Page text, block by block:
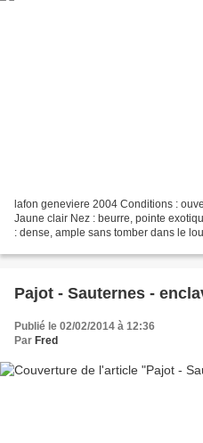
lafon geneviere 2004 Conditions :
Jaune clair Nez : beurre, pointe
: dense, ample sans tomber dans le
Pajot - Sauternes -
Publié le 02/02/2014 à 12:36
Par Fred